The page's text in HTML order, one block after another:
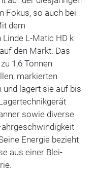
Fokus, so auch bei
dem
L-Matic HD k
den Markt. Das
1,6 Tonnen
markierten
und lagert sie auf bis
sowie diverse
Energie bezieht
aus einer Blei-